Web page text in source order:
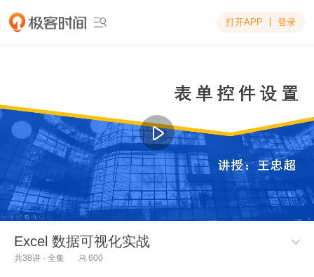
 打开APP 登录
Excel 数据可视化实战 
共38讲 · 全集  600